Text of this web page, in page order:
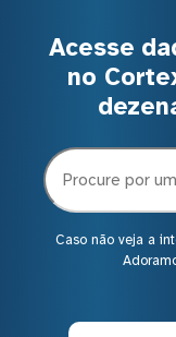
Acesse
no
Caso não veja a